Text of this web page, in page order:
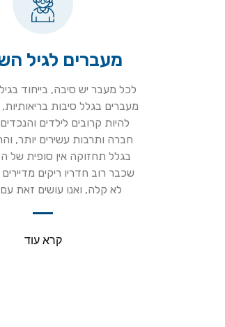
מעברים לגיל
לכל מעבר יש סיבה, בייחוד
מעברים בגלל סיבות בריאותיות,
להיות קרובים לילדים
חברה ותרבות עשירים יותר,
בגלל תחזוקה אין סופית של
שכבר רוב חדריו ריקים
לא קלה, ואנו עושים זאת
קרא עוד